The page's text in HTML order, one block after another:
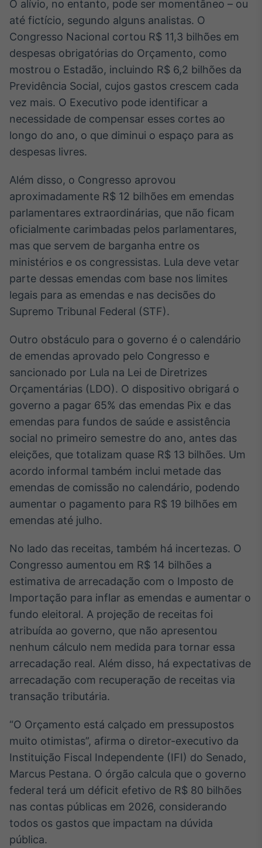
Tokenização
de ativos
Em breve
Crédito
Em breve
O alívio, no entanto, pode ser momentâneo – ou
até fictício, segundo alguns analistas. O
Congresso Nacional cortou R$ 11,3 bilhões em
despesas obrigatórias do Orçamento, como
mostrou o Estadão, incluindo R$ 6,2 bilhões da
Previdência Social, cujos gastos crescem cada
vez mais. O Executivo pode identificar a
necessidade de compensar esses cortes ao
longo do ano, o que diminui o espaço para as
despesas livres.
Além disso, o Congresso aprovou
aproximadamente R$ 12 bilhões em emendas
parlamentares extraordinárias, que não ficam
oficialmente carimbadas pelos parlamentares,
mas que servem de barganha entre os
ministérios e os congressistas. Lula deve vetar
parte dessas emendas com base nos limites
legais para as emendas e nas decisões do
Supremo Tribunal Federal (STF).
Outro obstáculo para o governo é o calendário
de emendas aprovado pelo Congresso e
sancionado por Lula na Lei de Diretrizes
Orçamentárias (LDO). O dispositivo obrigará o
governo a pagar 65% das emendas Pix e das
emendas para fundos de saúde e assistência
social no primeiro semestre do ano, antes das
eleições, que totalizam quase R$ 13 bilhões. Um
acordo informal também inclui metade das
emendas de comissão no calendário, podendo
aumentar o pagamento para R$ 19 bilhões em
emendas até julho.
No lado das receitas, também há incertezas. O
Congresso aumentou em R$ 14 bilhões a
estimativa de arrecadação com o Imposto de
Importação para inflar as emendas e aumentar o
fundo eleitoral. A projeção de receitas foi
atribuída ao governo, que não apresentou
nenhum cálculo nem medida para tornar essa
arrecadação real. Além disso, há expectativas de
arrecadação com recuperação de receitas via
transação tributária.
“O Orçamento está calçado em pressupostos
muito otimistas”, afirma o diretor-executivo da
Instituição Fiscal Independente (IFI) do Senado,
Marcus Pestana. O órgão calcula que o governo
federal terá um déficit efetivo de R$ 80 bilhões
nas contas públicas em 2026, considerando
todos os gastos que impactam na dúvida
pública.